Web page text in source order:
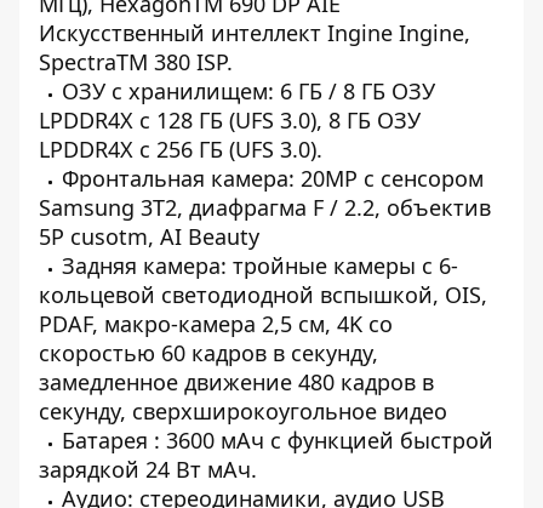
Искусственный интеллект Ingine Ingine,
SpectraTM 380 ISP.
ОЗУ с хранилищем: 6 ГБ / 8 ГБ ОЗУ
LPDDR4X с 128 ГБ (UFS 3.0), 8 ГБ ОЗУ
LPDDR4X с 256 ГБ (UFS 3.0).
Фронтальная камера: 20MP с сенсором
Samsung 3T2, диафрагма F / 2.2, объектив
5P cusotm, AI Beauty
Задняя камера: тройные камеры с 6-
кольцевой светодиодной вспышкой, OIS,
PDAF, макро-камера 2,5 см, 4K со
скоростью 60 кадров в секунду,
замедленное движение 480 кадров в
секунду, сверхширокоугольное видео
Батарея : 3600 мАч с функцией быстрой
зарядкой 24 Вт мАч.
Аудио: стереодинамики, аудио USB